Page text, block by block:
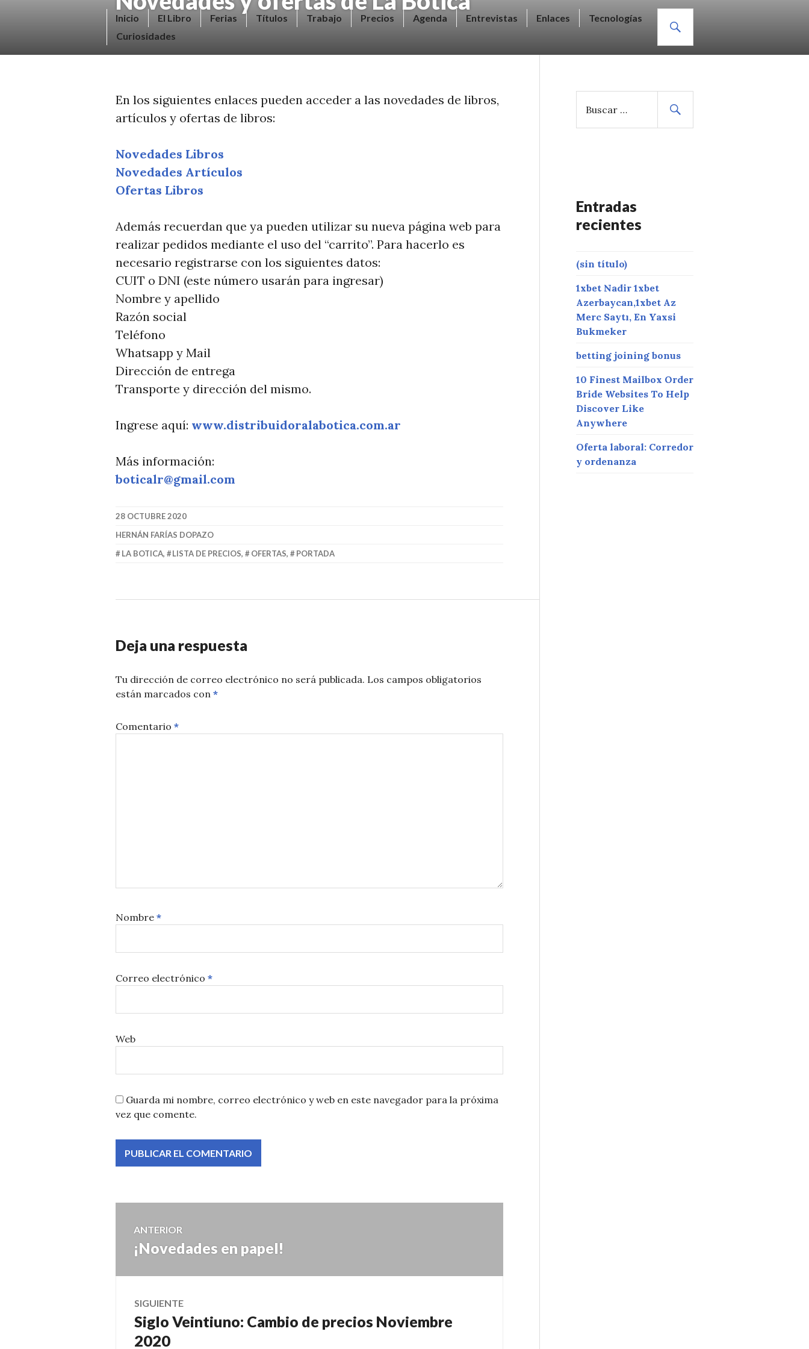
V
E
N
R
+
B
R
O
N
O
T
I
C
I
A
S
Inicio El Libro Ferias Títulos Trabajo Precios Agenda Entrevistas Enlaces
Tecnologías
Curiosidades
En los siguientes enlaces pueden acceder a las novedades de libros,
artículos y ofertas de libros:
Novedades Libros
Novedades Artículos
Ofertas Libros
Además recuerdan que ya pueden utilizar su nueva página web para
realizar pedidos mediante el uso del “carrito”. Para hacerlo es
necesario registrarse con los siguientes datos:
CUIT o DNI (este número usarán para ingresar)
Nombre y apellido
Razón social
Teléfono
Whatsapp y Mail
Dirección de entrega
Transporte y dirección del mismo.
Ingrese aquí: www.distribuidoralabotica.com.ar
Más información:
boticalr@gmail.com
28 OCTUBRE 2020
HERNÁN FARÍAS DOPAZO
LA BOTICA, LISTA DE PRECIOS, OFERTAS, PORTADA
Deja una respuesta
Tu dirección de correo electrónico no será publicada. Los campos obligatorios
están marcados con *
Comentario *
Nombre *
Correo electrónico *
Web
Guarda mi nombre, correo electrónico y web en este navegador para la próxima
vez que comente.
Navegación
de
ANTERIOR
Entrada
¡Novedades en papel!
SIGUIENTE
Entrada
siguiente:
Siglo Veintiuno: Cambio de precios Noviembre
2020
s
Entradas
recientes
(sin título)
1xbet Nadir 1xbet
Azerbaycan,1xbet Az
Merc Saytı, En Yaxsi
Bukmeker
betting joining bonus
10 Finest Mailbox Order
Bride Websites To Help
Discover Like
Anywhere
Oferta laboral: Corredor
y ordenanza